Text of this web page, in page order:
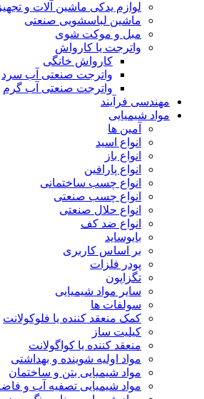
لوازم یدکی ماشین آلات و
ماشین لباسشویی صنعتی
مبل و موکت شوی
واترجت یا کارواش
کارواش خانگی
واترجت صنعتی آب سرد
واترجت صنعتی آب گرم
مهندسی فرآیند
مواد شیمیایی
آمین ها
انواع اسید
انواع باز
انواع پارافین
انواع چسب ساختمانی
انواع چسب صنعتی
انواع حلال صنعتی
انواع ضد کف
بایوساید
بر اساس کاربری
پودر فلزات
تگزاپون
سایر مواد شیمیایی
سولفات ها
کمک منعقد کننده یا فلوکولانت
کیلیت ساز
منعقد کننده یا کواگولانت
مواد اولیه شوینده و بهداشتی
مواد شیمیایی بتن و ساختمان
مواد شیمیایی تصفیه آب و